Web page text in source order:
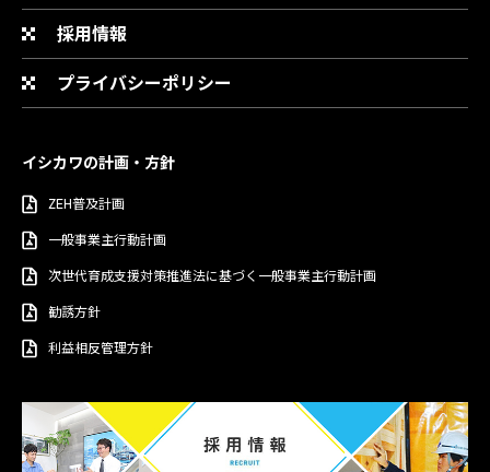
採用情報
プライバシーポリシー
イシカワの計画・方針
ZEH普及計画
一般事業主行動計画
次世代育成支援対策推進法に基づく一般事業主行動計画
勧誘方針
利益相反管理方針